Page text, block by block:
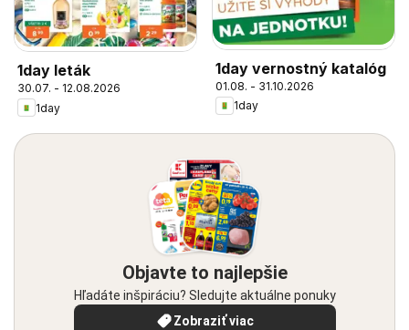
1day leták
30.07. - 12.08.2026
1day
1day vernostný katalóg
01.08. - 31.10.2026
1day
Objavte to najlepšie
Hľadáte inšpiráciu? Sledujte aktuálne ponuky
Zobraziť viac